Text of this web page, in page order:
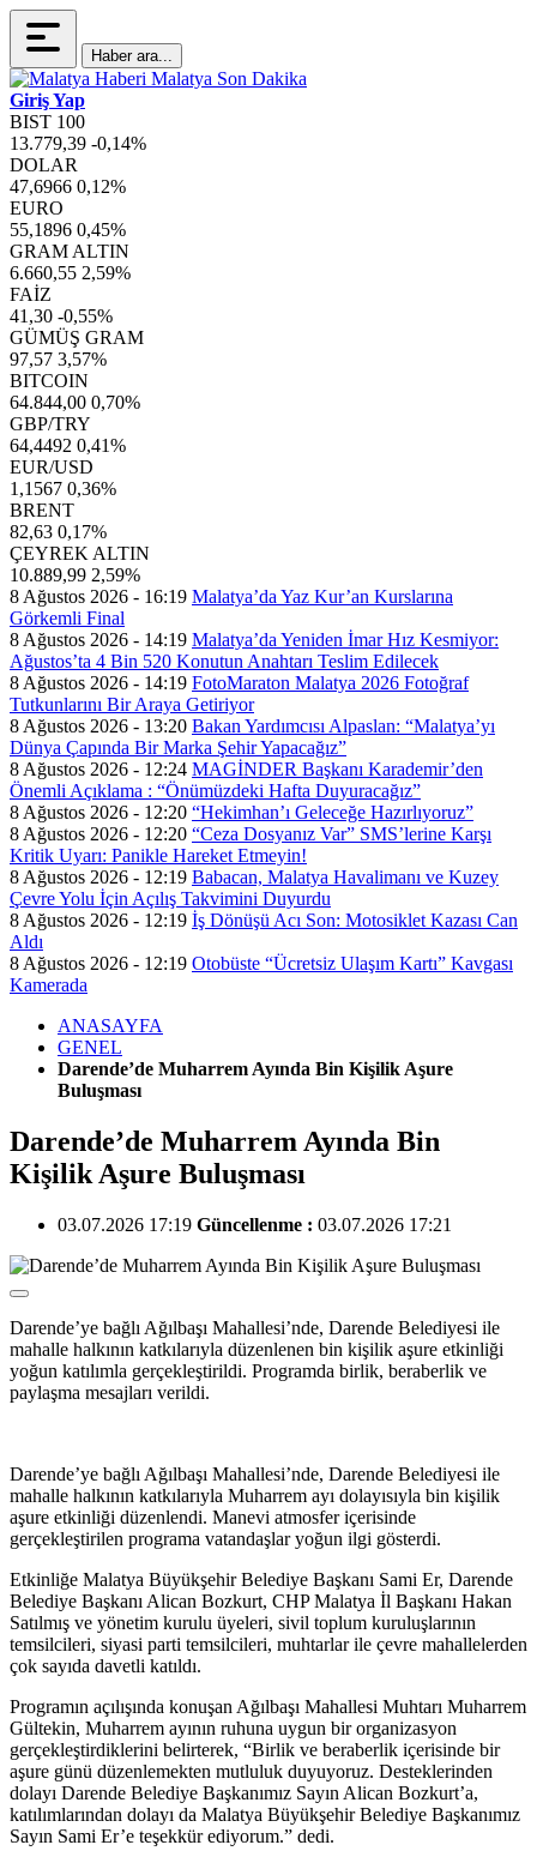
Haber ara...
Giriş Yap
BIST 100
13.779,39 -0,14%
DOLAR
47,6966 0,12%
EURO
55,1896 0,45%
GRAM ALTIN
6.660,55 2,59%
FAİZ
41,30 -0,55%
GÜMÜŞ GRAM
97,57 3,57%
BITCOIN
64.844,00 0,70%
GBP/TRY
64,4492 0,41%
EUR/USD
1,1567 0,36%
BRENT
82,63 0,17%
ÇEYREK ALTIN
10.889,99 2,59%
8 Ağustos 2026 - 16:19 Malatya’da Yaz Kur’an Kurslarına
Görkemli Final
8 Ağustos 2026 - 14:19 Malatya’da Yeniden İmar Hız Kesmiyor:
Ağustos’ta 4 Bin 520 Konutun Anahtarı Teslim Edilecek
8 Ağustos 2026 - 14:19 FotoMaraton Malatya 2026 Fotoğraf
Tutkunlarını Bir Araya Getiriyor
8 Ağustos 2026 - 13:20 Bakan Yardımcısı Alpaslan: “Malatya’yı
Dünya Çapında Bir Marka Şehir Yapacağız”
8 Ağustos 2026 - 12:24 MAGİNDER Başkanı Karademir’den
Önemli Açıklama : “Önümüzdeki Hafta Duyuracağız”
8 Ağustos 2026 - 12:20 “Hekimhan’ı Geleceğe Hazırlıyoruz”
8 Ağustos 2026 - 12:20 “Ceza Dosyanız Var” SMS’lerine Karşı
Kritik Uyarı: Panikle Hareket Etmeyin!
8 Ağustos 2026 - 12:19 Babacan, Malatya Havalimanı ve Kuzey
Çevre Yolu İçin Açılış Takvimini Duyurdu
8 Ağustos 2026 - 12:19 İş Dönüşü Acı Son: Motosiklet Kazası Can
Aldı
8 Ağustos 2026 - 12:19 Otobüste “Ücretsiz Ulaşım Kartı” Kavgası
Kamerada
ANASAYFA
GENEL
Darende’de Muharrem Ayında Bin Kişilik Aşure
Buluşması
Darende’de Muharrem Ayında Bin
Kişilik Aşure Buluşması
03.07.2026 17:19 Güncellenme : 03.07.2026 17:21
Darende’ye bağlı Ağılbaşı Mahallesi’nde, Darende Belediyesi ile
mahalle halkının katkılarıyla düzenlenen bin kişilik aşure etkinliği
yoğun katılımla gerçekleştirildi. Programda birlik, beraberlik ve
paylaşma mesajları verildi.
Darende’ye bağlı Ağılbaşı Mahallesi’nde, Darende Belediyesi ile
mahalle halkının katkılarıyla Muharrem ayı dolayısıyla bin kişilik
aşure etkinliği düzenlendi. Manevi atmosfer içerisinde
gerçekleştirilen programa vatandaşlar yoğun ilgi gösterdi.
Etkinliğe Malatya Büyükşehir Belediye Başkanı Sami Er, Darende
Belediye Başkanı Alican Bozkurt, CHP Malatya İl Başkanı Hakan
Satılmış ve yönetim kurulu üyeleri, sivil toplum kuruluşlarının
temsilcileri, siyasi parti temsilcileri, muhtarlar ile çevre mahallelerden
çok sayıda davetli katıldı.
Programın açılışında konuşan Ağılbaşı Mahallesi Muhtarı Muharrem
Gültekin, Muharrem ayının ruhuna uygun bir organizasyon
gerçekleştirdiklerini belirterek, “Birlik ve beraberlik içerisinde bir
aşure günü düzenlemekten mutluluk duyuyoruz. Desteklerinden
dolayı Darende Belediye Başkanımız Sayın Alican Bozkurt’a,
katılımlarından dolayı da Malatya Büyükşehir Belediye Başkanımız
Sayın Sami Er’e teşekkür ediyorum.” dedi.